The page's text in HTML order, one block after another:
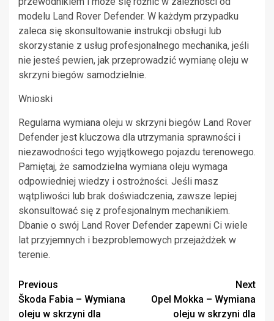
modelu Land Rover Defender. W każdym przypadku
zaleca się skonsultowanie instrukcji obsługi lub
skorzystanie z usług profesjonalnego mechanika, jeśli
nie jesteś pewien, jak przeprowadzić wymianę oleju w
skrzyni biegów samodzielnie.
Wnioski
Regularna wymiana oleju w skrzyni biegów Land Rover
Defender jest kluczowa dla utrzymania sprawności i
niezawodności tego wyjątkowego pojazdu terenowego.
Pamiętaj, że samodzielna wymiana oleju wymaga
odpowiedniej wiedzy i ostrożności. Jeśli masz
wątpliwości lub brak doświadczenia, zawsze lepiej
skonsultować się z profesjonalnym mechanikiem.
Dbanie o swój Land Rover Defender zapewni Ci wiele
lat przyjemnych i bezproblemowych przejażdżek w
terenie.
Continue
Reading
Previous
Škoda Fabia – Wymiana
oleju w skrzyni dla
Next
Opel Mokka – Wymiana
oleju w skrzyni dla